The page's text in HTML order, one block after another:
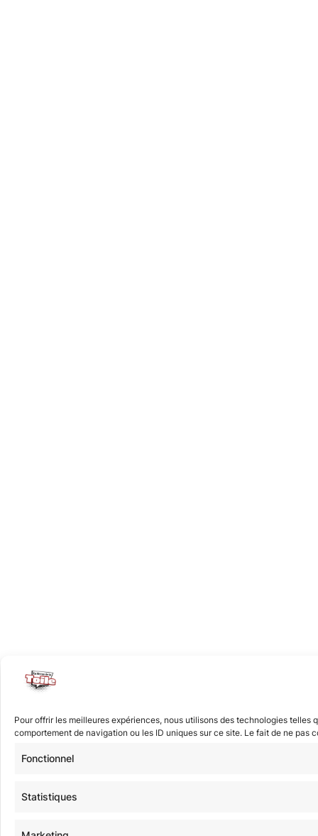
Pour offrir les meilleures expériences, nous utilisons des technologies
comportement de navigation ou les ID uniques sur ce site. Le fait de ne
Fonctionnel
Statistiques